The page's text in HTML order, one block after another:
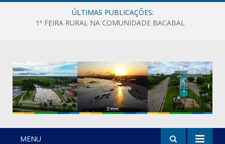
ÚLTIMAS PUBLICAÇÕES:
1ª FEIRA RURAL NA COMUNIDADE BACABAL
MENU